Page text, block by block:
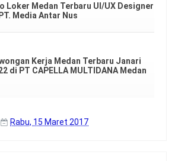
Loker Medan Terbaru UI/UX Designer
Media Antar Nus
Kerja Medan Terbaru Janari
di PT CAPELLA MULTIDANA Medan
Rabu, 15 Maret 2017